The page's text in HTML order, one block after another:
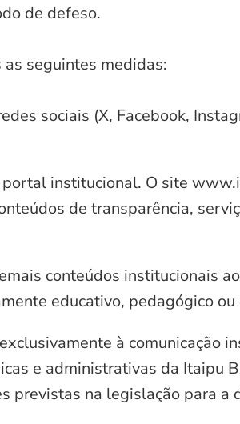
de defeso.
seguintes medidas:
sociais (X, Facebook,
institucional. O site
de transparência,
conteúdos institucionais
educativo, pedagógico ou
à comunicação
e administrativas da Itaipu
previstas na legislação para a